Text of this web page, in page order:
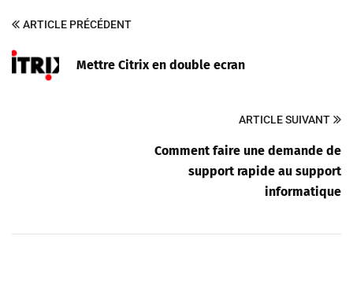
ARTICLE PRÉCÉDENT
Mettre Citrix en double ecran
ARTICLE SUIVANT
Comment faire une demande de
support rapide au support
informatique